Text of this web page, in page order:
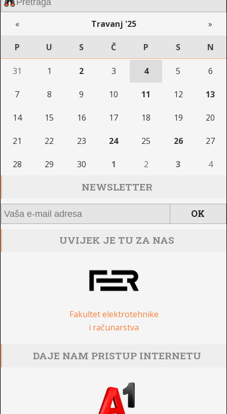
« Travanj '25 »
P U S Č P S N
31 1 2 3 4 5 6
7 8 9 10 11 12 13
14 15 16 17 18 19 20
21 22 23 24 25 26 27
28 29 30 1 2 3 4
NEWSLETTER
UVIJEK JE TU ZA NAS
Fakultet elektrotehnike
i računarstva
DAJE NAM PRISTUP INTERNETU